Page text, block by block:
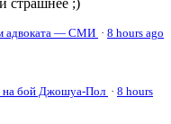
адвоката — СМИ · 8 hours ago
на бой Джошуа-Пол · 8 hours